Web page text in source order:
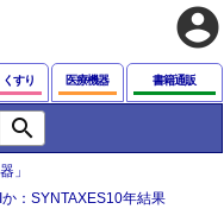
account_circle
くすり 医療機器 書籍通販
search
」
：SYNTAXES10年結果